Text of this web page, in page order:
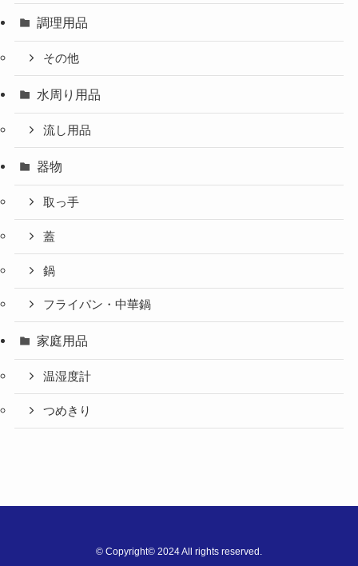
調理用品
その他
水周り用品
流し用品
器物
取っ手
蓋
鍋
フライパン・中華鍋
家庭用品
温湿度計
つめきり
© Copyright© 2024 All rights reserved.